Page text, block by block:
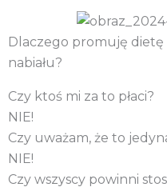
Dlaczego promuję
nabiału?
Czy ktoś mi za to płaci?
NIE!
Czy uważam, że to
NIE!
Czy wszyscy powinni